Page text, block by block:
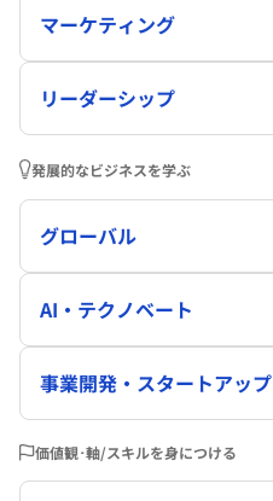
マーケティング
リーダーシップ
発展的なビジネスを学ぶ
グローバル
AI・テクノベート
事業開発・スタートアップ
価値観･軸/スキルを身につける